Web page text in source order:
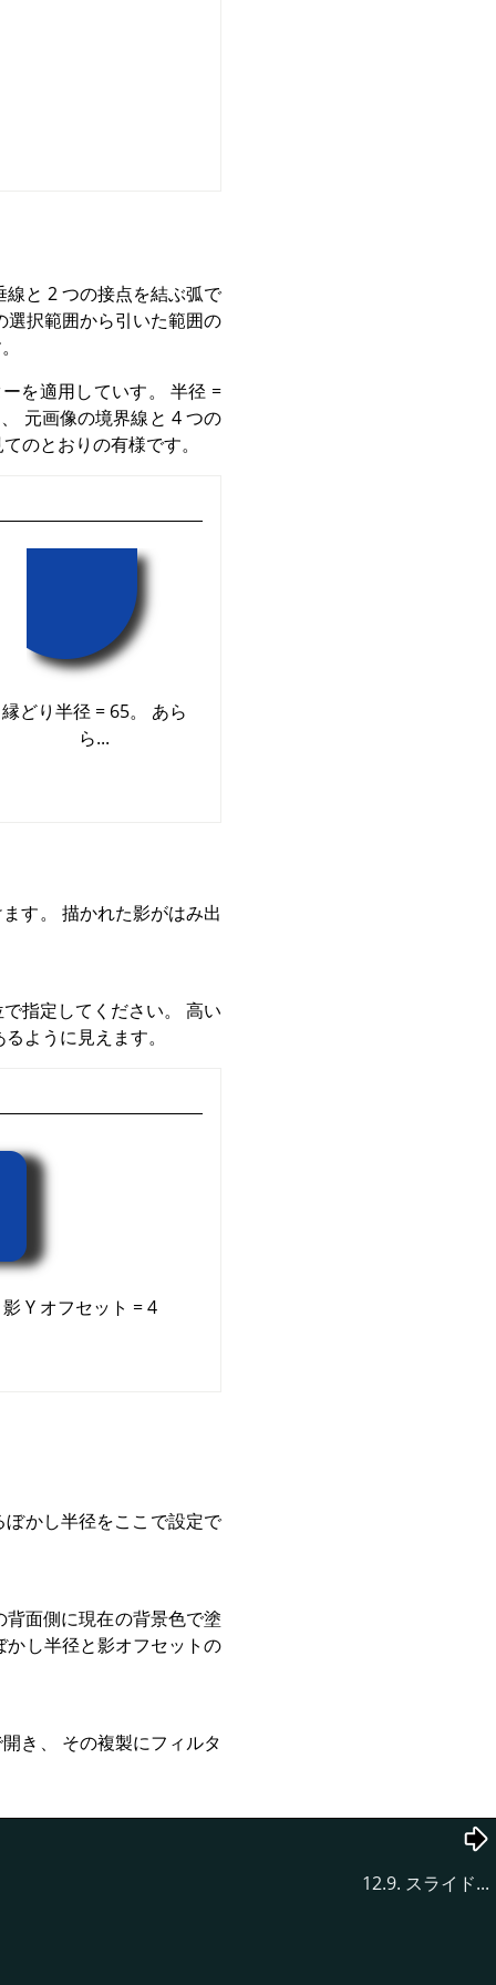
と 2 つの接点を結ぶ弧で
選択範囲から引いた範囲の
を適用していす。 半径 =
元画像の境界線と 4 つの
のとおりの有様です。
縁どり半径 = 65。 あら
ら...
す。 描かれた影がはみ出
指定してください。 高い
ように見えます。
Y オフセット = 4
かし半径をここで設定で
面側に現在の背景色で塗
かし半径と影オフセットの
き、 その複製にフィルタ
12.9. スライド...